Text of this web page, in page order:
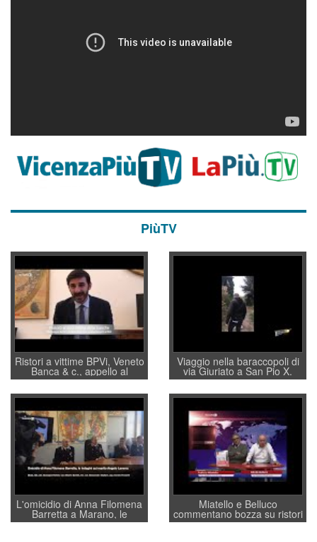
PiùTV
Ristori a vittime BPVi, Veneto
Banca & c., appello al
sottosegretario Alessio
Villarosa: per mettere ordine
convochi con Di Maio CNCU
a supporto della cabina di
regia al Mef
Viaggio nella baraccopoli di
via Giuriato a San Pio X.
Vicenza ai Vicentini: “faremo
un regalo di Natale ai
residenti”
L'omicidio di Anna Filomena
Barretta a Marano, le
indagini dei carabinieri di
Miatello e Belluco
commentano bozza su ristori
BPVi e Veneto Banca